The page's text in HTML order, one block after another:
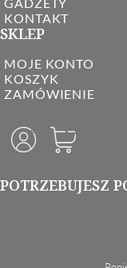
GADŻETY
KONTAKT
SKLEP
MOJE KONTO
KOSZYK
ZAMÓWIENIE
POTRZEBUJESZ